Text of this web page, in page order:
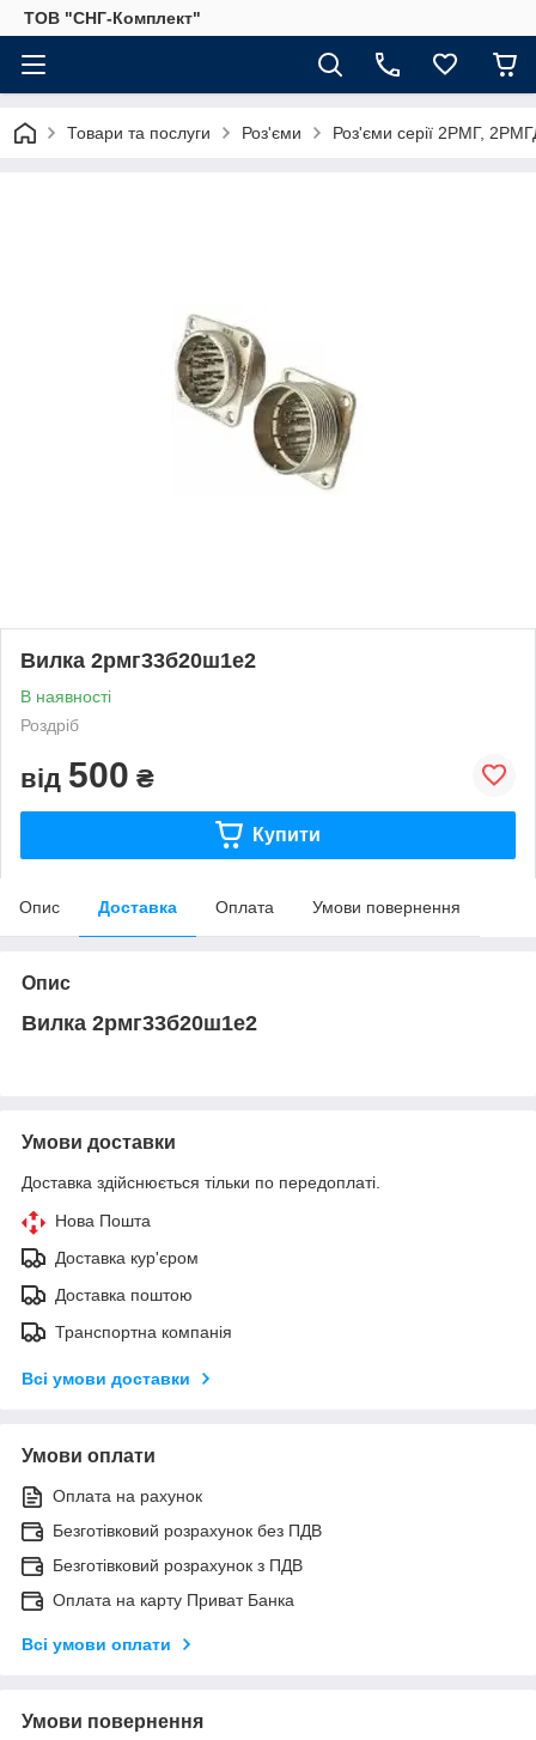
ТОВ "СНГ-Комплект"
Товари та послуги Роз'єми Роз'єми серії 2РМГ,
Вилка 2рмг33б20ш1е2
В наявності
Роздріб
від 500 ₴
Купити
Опис Доставка Оплата Умови повернення
Опис
Вилка 2рмг33б20ш1е2
Умови доставки
Доставка здійснюється тільки по передоплаті.
Нова Пошта
Доставка кур'єром
Доставка поштою
Транспортна компанія
Всі умови доставки
Умови оплати
Оплата на рахунок
Безготівковий розрахунок без ПДВ
Безготівковий розрахунок з ПДВ
Оплата на карту Приват Банка
Всі умови оплати
Умови повернення